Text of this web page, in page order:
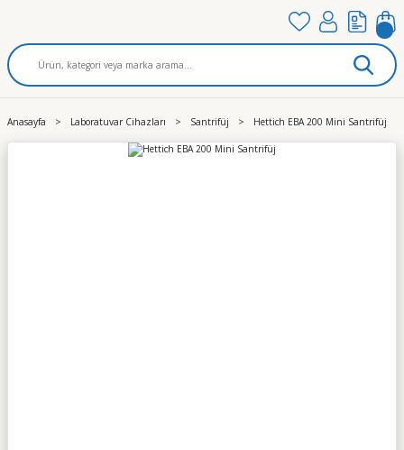
Anasayfa Laboratuvar Cihazları Santrifüj Hettich EBA 200 Mini Santrifüj